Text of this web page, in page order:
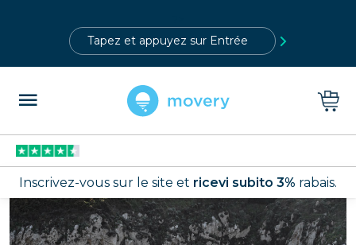
Inscrivez-vous sur le site et ricevi subito 3% rabais.